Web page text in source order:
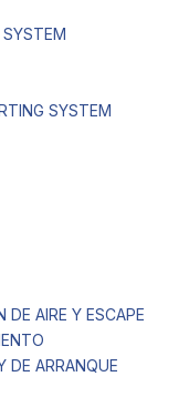
SYSTEM
DE AIRE Y ESCAPE
DE ARRANQUE